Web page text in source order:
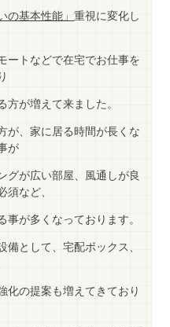
の基本性能」重視に変化し
ートなどで在宅でお仕事を
が増えて来ました。
が、家に居る時間が長くな
が
グが広い部屋、風通しが良
須など、
事が多くなっております。
として、宅配ボックス、
化の提案も増えてきており